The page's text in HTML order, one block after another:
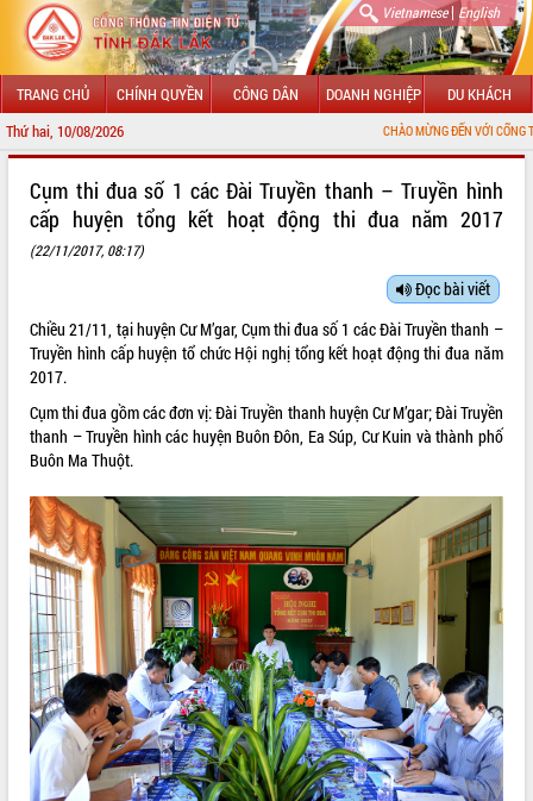
Vietnamese| English
TRANG CHỦ CHÍNH QUYỀN CÔNG DÂN DOANH NGHIỆP DU KHÁCH
Thứ hai, 10/08/2026 CHÀO MỪNG ĐẾN VỚI CỔNG THÔNG TIN ĐIỆN
LÃNH ĐẠO UBND TỈNH
SỞ, BAN, NGÀNH
UBND CÁC XÃ, PHƯỜNG
THÔNG TIN CHỈ ĐẠO ĐIỀU HÀNH
HỆ THỐNG VĂN BẢN
VĂN BẢN HĐND TỈNH
ĐIỂM TIN VĂN BẢN
QUY HOẠCH - KẾ HOẠCH
Cụm thi đua số 1 các Đài Truyền thanh – Truyền hình
cấp huyện tổng kết hoạt động thi đua năm 2017
(22/11/2017, 08:17)
Đọc bài viết
Chiều 21/11, tại huyện Cư M’gar, Cụm thi đua số 1 các Đài Truyền thanh –
Truyền hình cấp huyện tổ chức Hội nghị tổng kết hoạt động thi đua năm
2017.
Cụm thi đua gồm các đơn vị: Đài Truyền thanh huyện Cư M’gar; Đài Truyền
thanh – Truyền hình các huyện Buôn Đôn, Ea Súp, Cư Kuin và thành phố
Buôn Ma Thuột.